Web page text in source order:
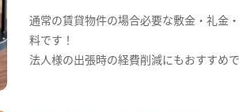
通常の賃貸物件の場合必要な敷金・礼金
料です！
法人様の出張時の経費削減にもおすすめで